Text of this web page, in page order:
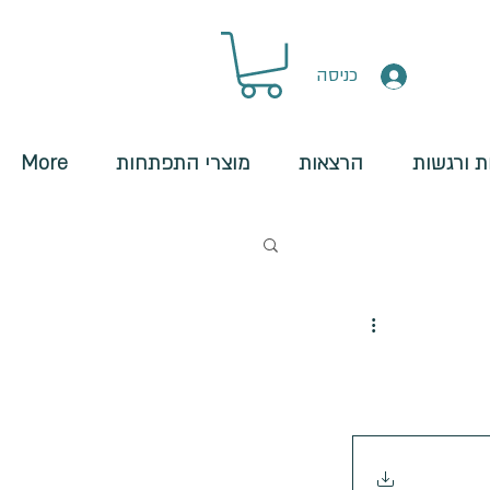
כניסה
ורגשות הרצאות מוצרי התפתחות More
חיצוניים